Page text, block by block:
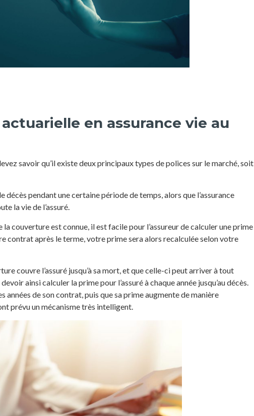
en assurance vie au
savoir qu’il existe deux principaux types de polices sur le marché, soit
décès pendant une certaine période de temps, alors que l’assurance
la vie de l’assuré.
la couverture est connue, il est facile pour l’assureur de calculer une prime
contrat après le terme, votre prime sera alors recalculée selon votre
couvre l’assuré jusqu’à sa mort, et que celle-ci peut arriver à tout
ainsi calculer la prime pour l’assuré à chaque année jusqu’au décès.
années de son contrat, puis que sa prime augmente de manière
prévu un mécanisme très intelligent.